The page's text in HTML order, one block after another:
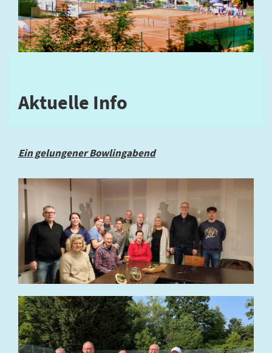
Aktuelle Info
Ein gelungener Bowlingabend